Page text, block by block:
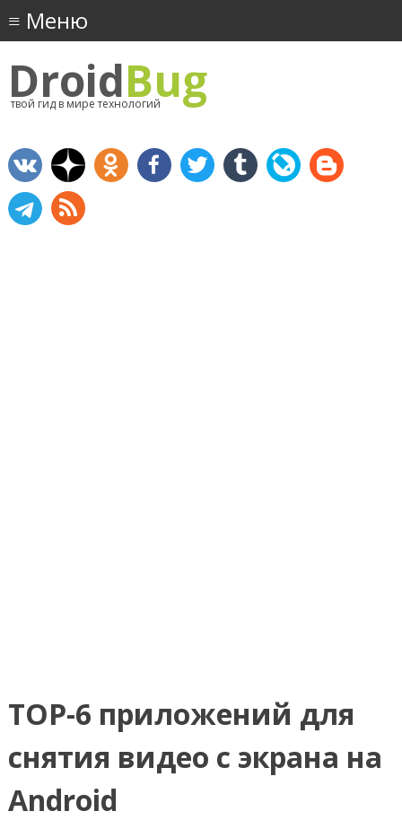
DroidBug
твой гид в мире технологий
TOP-6 приложений для
снятия видео с экрана на
Android